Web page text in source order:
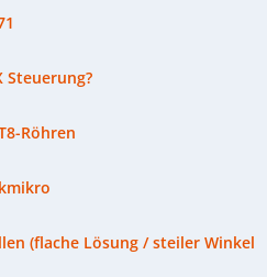
Steuerung?
Röhren
(flache Lösung / steiler Winkel